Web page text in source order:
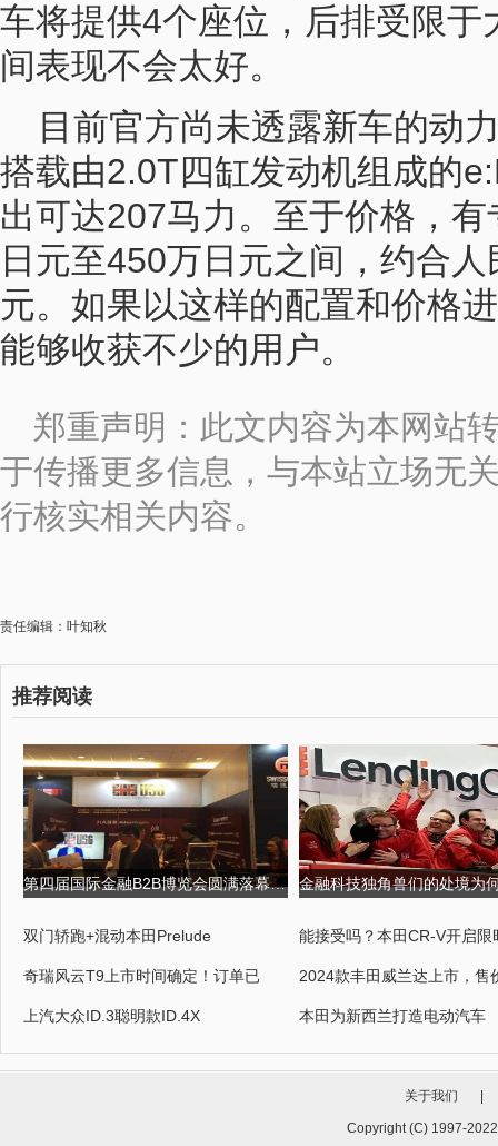
车将提供4个座位，后排受限
间表现不会太好。
目前官方尚未透露新车的动
搭载由2.0T四缸发动机组成的
出可达207马力。至于价格，
日元至450万日元之间，约合
元。如果以这样的配置和价格
能够收获不少的用户。
郑重声明：此文内容为本网站
于传播更多信息，与本站立场无
行核实相关内容。
责任编辑：叶知秋
推荐阅读
第四届国际金融B2B博览会圆满落幕,USGFX大放异彩 第四届京剧票友大
双门轿跑+混动本田Prelude 能接受吗？本田CR-V开启限
奇瑞风云T9上市时间确定！订单已 2024款丰田威兰达上市，售
上汽大众ID.3聪明款ID.4X 本田为新西兰打造电动汽车
关于我们
Copyright (C) 1997-